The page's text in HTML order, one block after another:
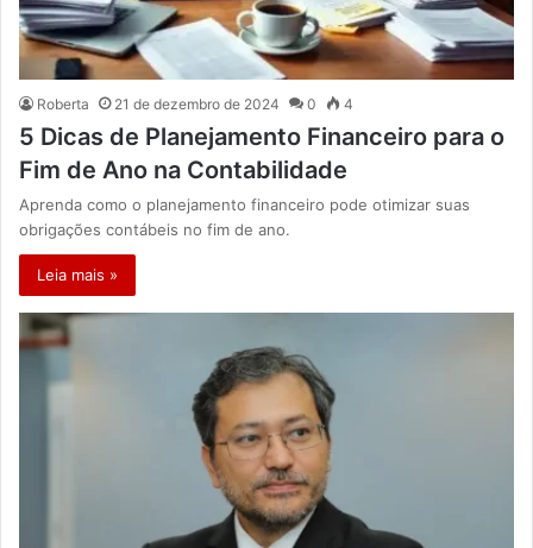
Roberta 21 de dezembro de 2024 0 4
5 Dicas de Planejamento Financeiro para o
Fim de Ano na Contabilidade
Aprenda como o planejamento financeiro pode otimizar suas
obrigações contábeis no fim de ano.
Leia mais »